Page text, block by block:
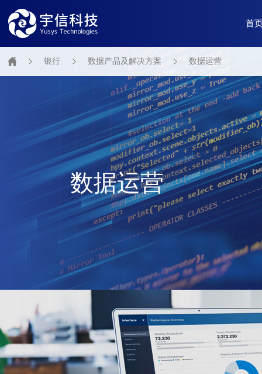
首
银行 数据产品及解决方案 数据运营
数据运营